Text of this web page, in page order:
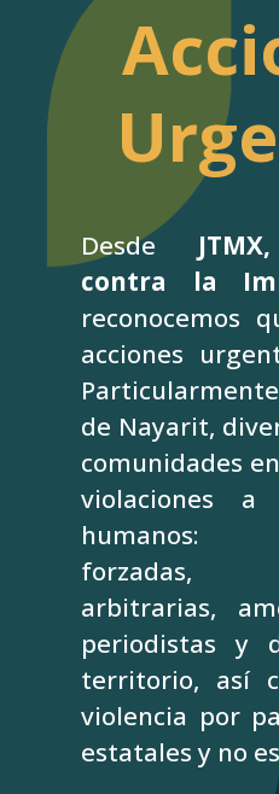
Desde
contra la
reconocemos
acciones
de Nayarit,
comunidades
violaciones a
humanos:
forzadas,
arbitrarias,
periodistas y
territorio, así
violencia por
estatales y no